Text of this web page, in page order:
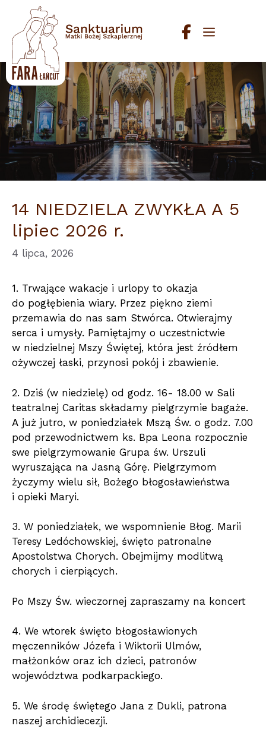
Przejdź
treści
Menu
14 NIEDZIELA ZWYKŁA A 5
lipiec 2026 r.
4 lipca, 2026
1. Trwające wakacje i urlopy to okazja
do pogłębienia wiary. Przez piękno ziemi
przemawia do nas sam Stwórca. Otwierajmy
serca i umysły. Pamiętajmy o uczestnictwie
w niedzielnej Mszy Świętej, która jest źródłem
ożywczej łaski, przynosi pokój i zbawienie.
2. Dziś (w niedzielę) od godz. 16- 18.00 w Sali
teatralnej Caritas składamy pielgrzymie bagaże.
A już jutro, w poniedziałek Mszą Św. o godz. 7.00
pod przewodnictwem ks. Bpa Leona rozpocznie
swe pielgrzymowanie Grupa św. Urszuli
wyruszająca na Jasną Górę. Pielgrzymom
życzymy wielu sił, Bożego błogosławieństwa
i opieki Maryi.
3. W poniedziałek, we wspomnienie Błog. Marii
Teresy Ledóchowskiej, święto patronalne
Apostolstwa Chorych. Obejmijmy modlitwą
chorych i cierpiących.
Po Mszy Św. wieczornej zapraszamy na koncert
4. We wtorek święto błogosławionych
męczenników Józefa i Wiktorii Ulmów,
małżonków oraz ich dzieci, patronów
województwa podkarpackiego.
5. We środę świętego Jana z Dukli, patrona
naszej archidiecezji.